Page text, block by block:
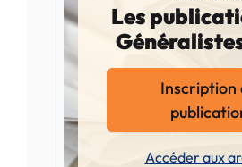
Les
Inscription
Accéder aux